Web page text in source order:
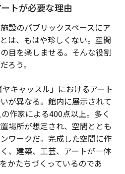
トが必要な理由
設のパブリックスペースにア
は、もはや珍しくない。空間
目を楽しませる。そんな役割
ろう。
キャッスル」におけるアート
が異なる。館内に展示されて
作家による400点以上。多く
場所が想定され、空間ととも
ワークだ。完成した空間に作
、建築、工芸、アートが一体
かたちづくっているのであ